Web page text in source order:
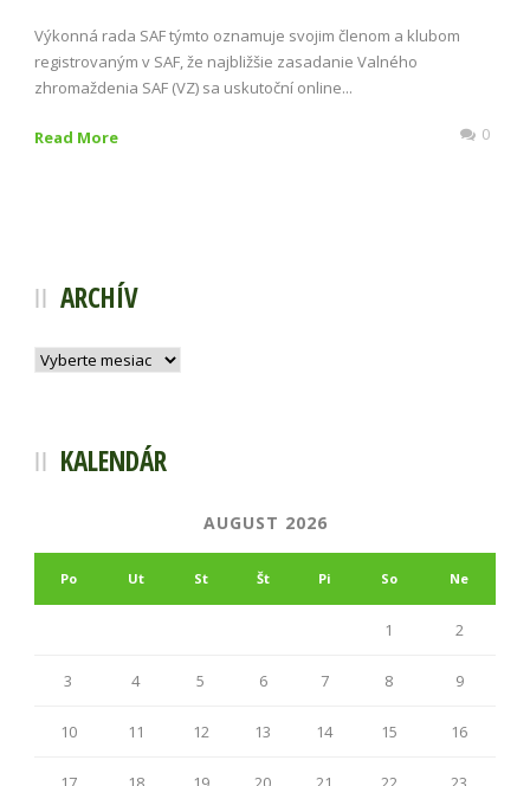
Výkonná rada SAF týmto oznamuje svojim členom a klubom
registrovaným v SAF, že najbližšie zasadanie Valného
zhromaždenia SAF (VZ) sa uskutoční online...
Read More 0
ARCHÍV
Archív
KALENDÁR
AUGUST 2026
Po Ut St Št Pi So Ne
1 2
3 4 5 6 7 8 9
10 11 12 13 14 15 16